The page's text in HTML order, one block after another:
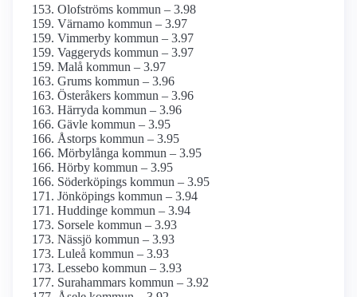
Olofströms kommun – 3.98
Värnamo kommun – 3.97
Vimmerby kommun – 3.97
Vaggeryds kommun – 3.97
Malå kommun – 3.97
Grums kommun – 3.96
Österåkers kommun – 3.96
Härryda kommun – 3.96
Gävle kommun – 3.95
Åstorps kommun – 3.95
Mörbylånga kommun – 3.95
Hörby kommun – 3.95
Söderköpings kommun – 3.95
Jönköpings kommun – 3.94
Huddinge kommun – 3.94
Sorsele kommun – 3.93
Nässjö kommun – 3.93
Luleå kommun – 3.93
Lessebo kommun – 3.93
Surahammars kommun – 3.92